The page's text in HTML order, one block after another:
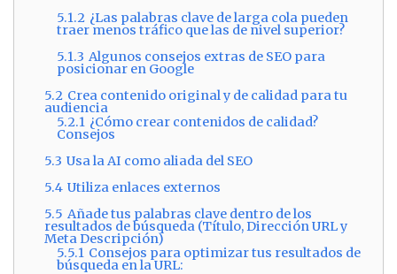
5.1.2 ¿Las palabras clave de larga cola pueden
traer menos tráfico que las de nivel superior?
5.1.3 Algunos consejos extras de SEO para
posicionar en Google
5.2 Crea contenido original y de calidad para tu
audiencia
5.2.1 ¿Cómo crear contenidos de calidad?
Consejos
5.3 Usa la AI como aliada del SEO
5.4 Utiliza enlaces externos
5.5 Añade tus palabras clave dentro de los
resultados de búsqueda (Título, Dirección URL y
Meta Descripción)
5.5.1 Consejos para optimizar tus resultados de
búsqueda en la URL: